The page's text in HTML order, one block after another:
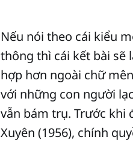
Nếu nói theo cái kiểu
thông thì cái kết bài sẽ
hợp hơn ngoài chữ
với những con người
vẫn bám trụ. Trước khi
Xuyên (1956), chính